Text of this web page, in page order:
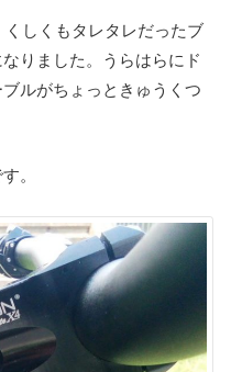
しくもタレタレだったブ
りました。うらはらにド
ルがちょっときゅうくつ
。